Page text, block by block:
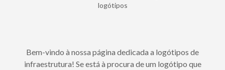
logótipos
Bem-vindo à nossa página dedicada a logótipos de
infraestrutura! Se está à procura de um logótipo que